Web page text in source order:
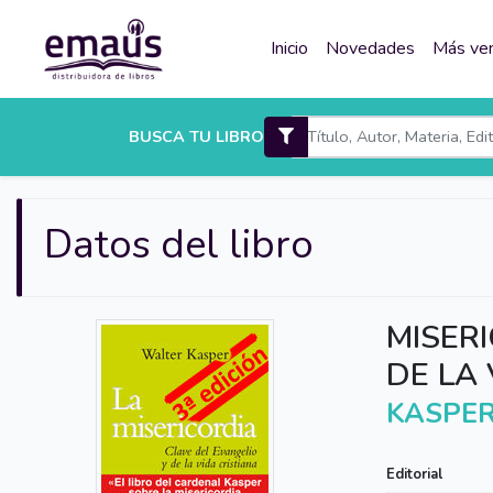
Inicio Novedades Más
BUSCA TU LIBRO
Datos del libro
DE LA
Editorial